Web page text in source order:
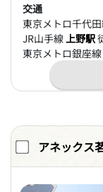
交通
東京メトロ千代
JR山手線上野駅
東京メトロ銀座線
アネックス